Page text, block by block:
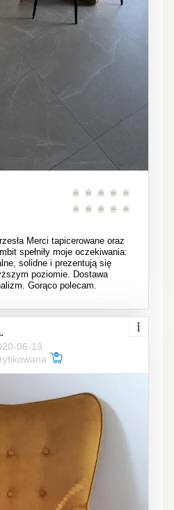
Merci tapicerowane oraz
spełniły moje oczekiwania:
solidne i prezentują się
poziomie. Dostawa
Gorąco polecam.
06-13